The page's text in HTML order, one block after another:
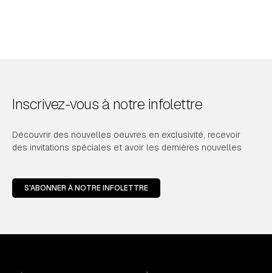
Inscrivez-vous à notre infolettre
Découvrir des nouvelles oeuvres en exclusivité, recevoir
des invitations spéciales et avoir les dernières nouvelles
S'ABONNER À NOTRE INFOLETTRE